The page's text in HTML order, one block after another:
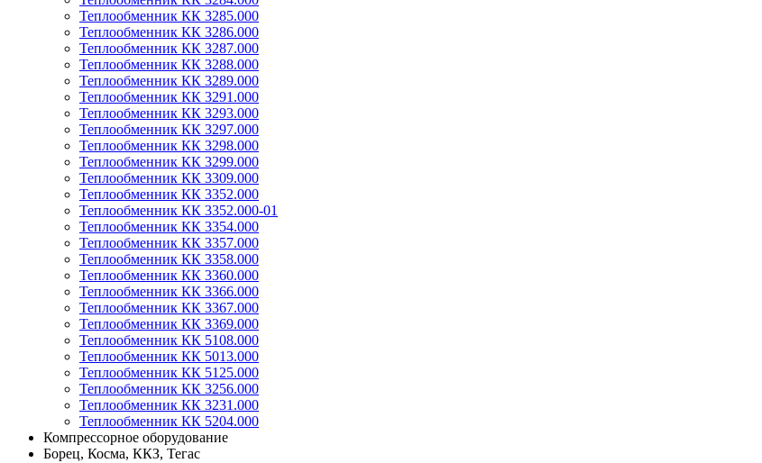
Теплообменник КК 3285.000
Теплообменник КК 3286.000
Теплообменник КК 3287.000
Теплообменник КК 3288.000
Теплообменник КК 3289.000
Теплообменник КК 3291.000
Теплообменник КК 3293.000
Теплообменник КК 3297.000
Теплообменник КК 3298.000
Теплообменник КК 3299.000
Теплообменник КК 3309.000
Теплообменник КК 3352.000
Теплообменник КК 3352.000-01
Теплообменник КК 3354.000
Теплообменник КК 3357.000
Теплообменник КК 3358.000
Теплообменник КК 3360.000
Теплообменник КК 3366.000
Теплообменник КК 3367.000
Теплообменник КК 3369.000
Теплообменник КК 5108.000
Теплообменник КК 5013.000
Теплообменник КК 5125.000
Теплообменник КК 3256.000
Теплообменник КК 3231.000
Теплообменник КК 5204.000
Компрессорное оборудование
Борец, Косма, ККЗ, Тегас